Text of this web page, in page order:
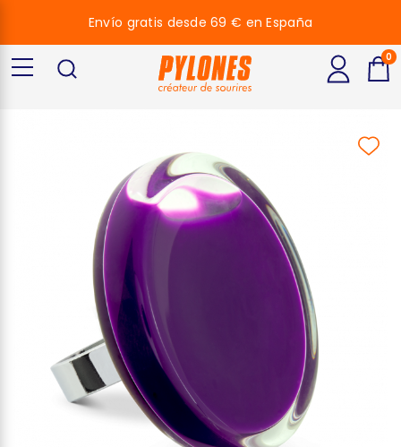
Envío gratis desde 69 € en España
0